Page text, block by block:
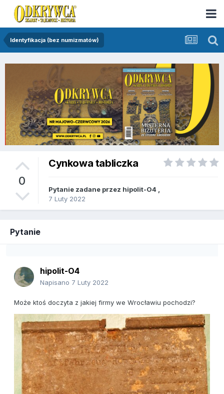
Identyfikacja (bez numizmatów)
0
Cynkowa tabliczka
Pytanie zadane przez hipolit-O4
7 Luty 2022
Pytanie
hipolit-O4
Napisano 7 Luty 2022
Może ktoś doczyta z jakiej firmy we Wrocławiu pochodzi?